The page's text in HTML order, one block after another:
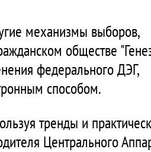
механизмы выборов,
обществе
федерального ДЭГ,
способом.
тренды и
Центрального